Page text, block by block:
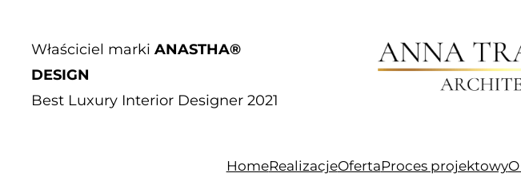
Właściciel markiANASTHA®
DESIGN
Best Luxury Interior Designer 2021
HomeRealizacjeOfertaProces projektowy